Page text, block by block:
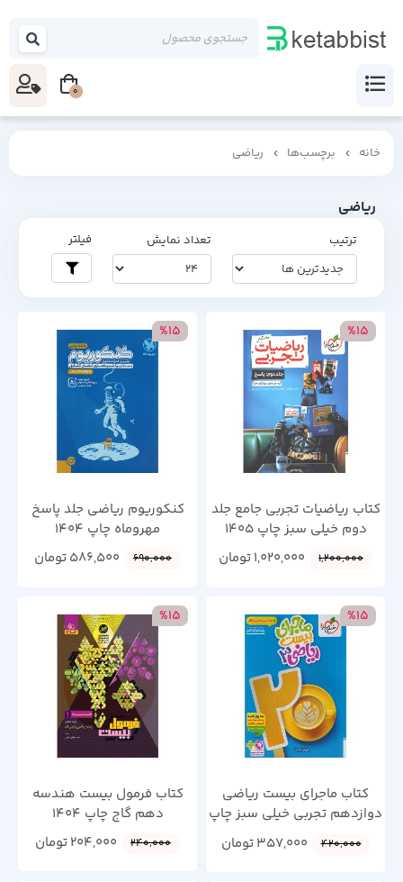
خانه برچسب‌ها ریاضی
ریاضی
ترتیب تعداد نمایش فیلتر
کتاب ریاضیات تجربی جامع جلد
دوم خیلی سبز چاپ 1405
%15
1,200,000
1,020,000تومان
کنکوریوم ریاضی جلد پاسخ
مهروماه چاپ 1404
%15
690,000
586,500تومان
کتاب ماجرای بیست ریاضی
دوازدهم تجربی خیلی سبز چاپ
1404
%15
420,000
357,000تومان
کتاب فرمول بیست هندسه
دهم گاج چاپ 1404
%15
240,000
204,000تومان
0